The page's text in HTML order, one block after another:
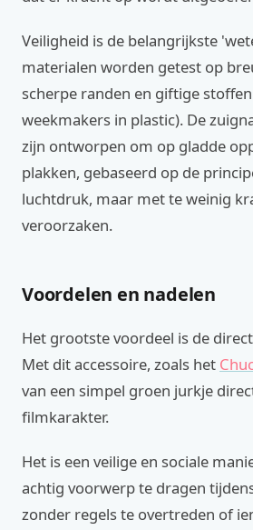
Veiligheid is de belangrijkste
materialen worden getest op
scherpe randen en giftige
weekmakers in plastic). De
zijn ontworpen om op gladde
plakken, gebaseerd op de
luchtdruk, maar met te weinig
veroorzaken.
Voordelen en nadelen
Het grootste voordeel is de
Met dit accessoire, zoals het
van een simpel groen jurkje
filmkarakter.
Het is een veilige en sociale
achtig voorwerp te dragen
zonder regels te overtreden of